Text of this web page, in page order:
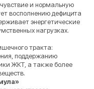
и нормальную
восполнению дефицита
энергетические
нагрузках.
тракта:
поддержанию
ЖКТ, а также более